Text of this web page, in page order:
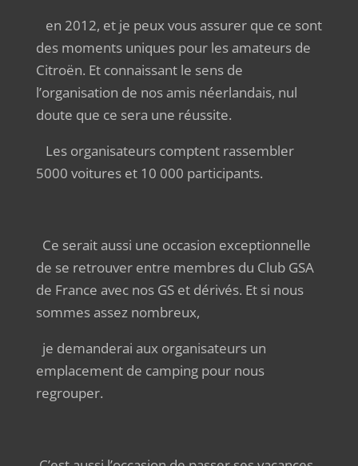
en 2012, et je peux vous assurer que ce sont
des moments uniques pour les amateurs de
Citroën. Et connaissant le sens de
l’organisation de nos amis néerlandais, nul
doute que ce sera une réussite.
Les organisateurs comptent rassembler
5000 voitures et 10 000 participants.
Ce serait aussi une occasion exceptionnelle
de se retrouver entre membres du Club GSA
de France avec nos GS et dérivés. Et si nous
sommes assez nombreux,
je demanderai aux organisateurs un
emplacement de camping pour nous
regrouper.